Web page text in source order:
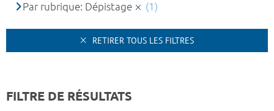
Par rubrique: Dépistage
(1)
RETIRER TOUS LES FILTRES
FILTRE DE RÉSULTATS